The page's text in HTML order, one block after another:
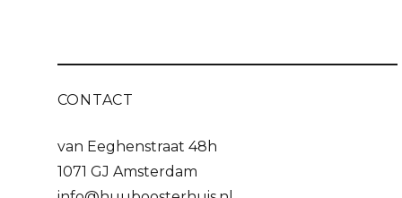
CONTACT
van Eeghenstraat 48h
1071 GJ Amsterdam